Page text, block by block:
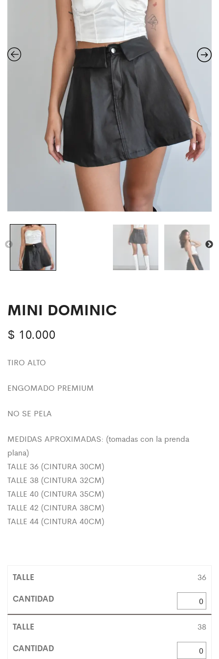
MINI DOMINIC
$ 10.000
TIRO ALTO
ENGOMADO PREMIUM
NO SE PELA
MEDIDAS APROXIMADAS: (tomadas con la prenda
plana)
TALLE 36 (CINTURA 30CM)
TALLE 38 (CINTURA 32CM)
TALLE 40 (CINTURA 35CM)
TALLE 42 (CINTURA 38CM)
TALLE 44 (CINTURA 40CM)
36
38